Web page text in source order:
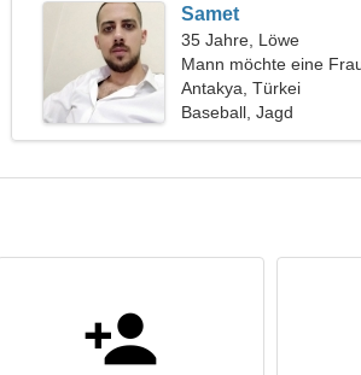
Samet
35 Jahre, Löwe
Mann möchte eine
Antakya, Türkei
Baseball, Jagd